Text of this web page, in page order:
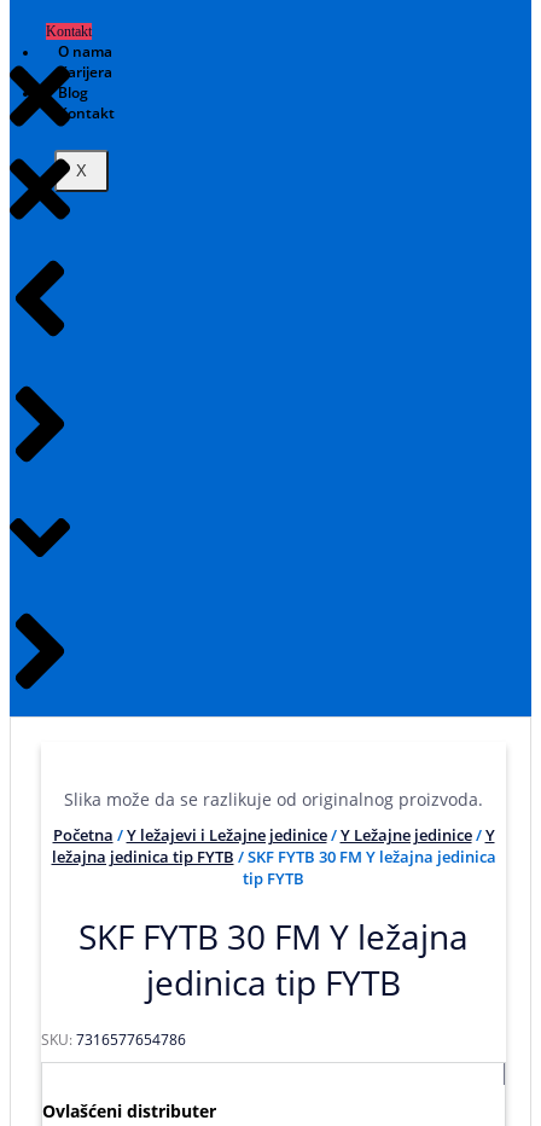
Kontakt
O nama
Karijera
Blog
Kontakt
X
Slika može da se razlikuje od originalnog proizvoda.
Početna /Y ležajevi i Ležajne jedinice/Y Ležajne jedinice/Y
ležajna jedinica tip FYTB / SKF FYTB 30 FM Y ležajna jedinica
tip FYTB
SKF FYTB 30 FM Y ležajna
jedinica tip FYTB
SKU:7316577654786
Ovlašćeni distributer